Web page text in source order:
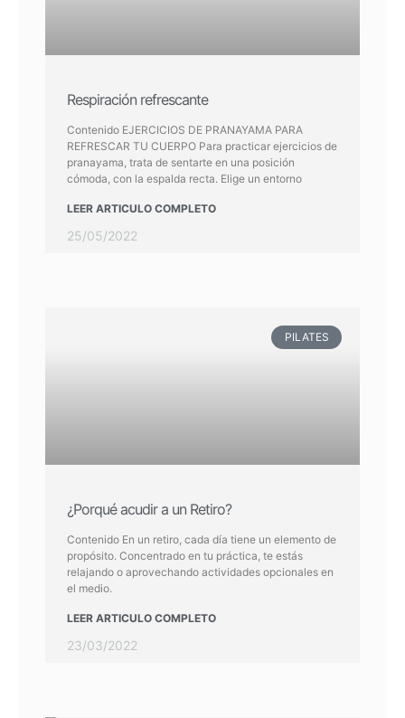
Respiración refrescante
Contenido EJERCICIOS DE PRANAYAMA PARA
REFRESCAR TU CUERPO Para practicar ejercicios de
pranayama, trata de sentarte en una posición
cómoda, con la espalda recta. Elige un entorno
LEER ARTICULO COMPLETO
25/05/2022
PILATES
¿Porqué acudir a un Retiro?
Contenido En un retiro, cada día tiene un elemento de
propósito. Concentrado en tu práctica, te estás
relajando o aprovechando actividades opcionales en
el medio.
LEER ARTICULO COMPLETO
23/03/2022